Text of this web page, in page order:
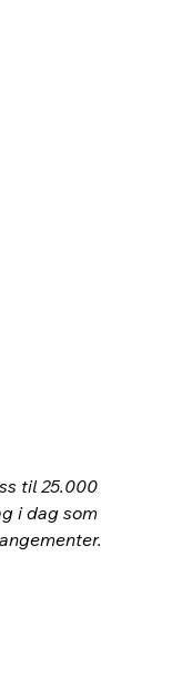
til 25.000
i dag som